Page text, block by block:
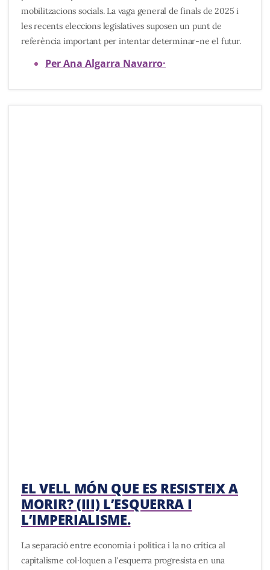
mobilitzacions socials. La vaga general de finals de 2025 i
les recents eleccions legislatives suposen un punt de
referència important per intentar determinar-ne el futur.
Per Ana Algarra Navarro·
EL VELL MÓN QUE ES RESISTEIX A
MORIR? (III) L’ESQUERRA I
L’IMPERIALISME.
La separació entre economia i política i la no crítica al
capitalisme col·loquen a l'esquerra progresista en una